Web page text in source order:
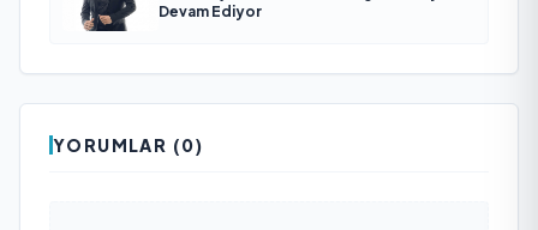
Devam Ediyor
YORUMLAR (0)